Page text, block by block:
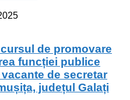
de promovare
funcției publice
de secretar
județul Galați